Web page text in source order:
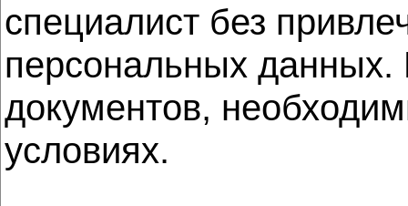
специалист без
персональных данных.
документов,
условиях.